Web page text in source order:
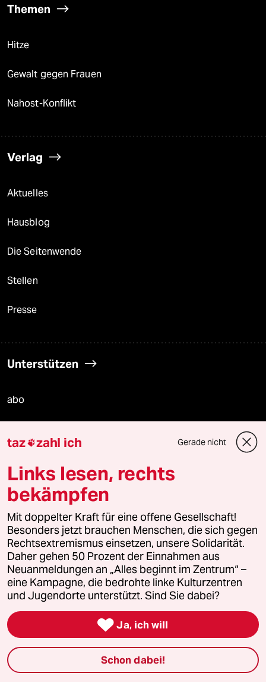
Themen
Hitze
Gewalt gegen Frauen
Nahost-Konflikt
Verlag
Aktuelles
Hausblog
Die Seitenwende
Stellen
Presse
Unterstützen
abo
recherchefonds ausland
panterstiftung
panterpreis 2026
Podcast
bundestalk
fernverbindung
taz zahl ich Gerade nicht
Links lesen, rechts
bekämpfen
Mit doppelter Kraft für eine offene Gesellschaft!
Besonders jetzt brauchen Menschen, die sich gegen
Rechtsextremismus einsetzen, unsere Solidarität.
Daher gehen 50 Prozent der Einnahmen aus
Neuanmeldungen an „Alles beginnt im Zentrum“ –
eine Kampagne, die bedrohte linke Kulturzentren
und Jugendorte unterstützt. Sind Sie dabei?
 Ja, ich will
Schon dabei!